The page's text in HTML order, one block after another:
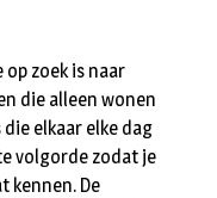
zoek is naar
die alleen wonen
elkaar elke dag
volgorde zodat je
kennen. De